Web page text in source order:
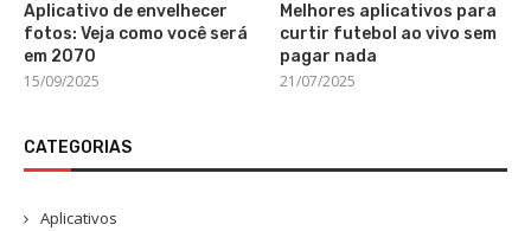
Aplicativo de envelhecer
fotos: Veja como você será
em 2070
15/09/2025
Melhores aplicativos para
curtir futebol ao vivo sem
pagar nada
21/07/2025
CATEGORIAS
Aplicativos